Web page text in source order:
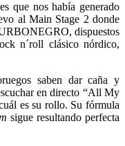
que nos había generado
al Main Stage 2 donde
dispuestos
n´roll clásico nórdico,
saben dar caña y
en directo “All My
es su rollo. Su fórmula
sigue resultando perfecta